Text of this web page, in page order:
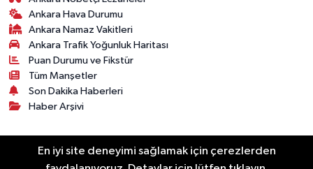
Ankara Hava Durumu
Ankara Namaz Vakitleri
Ankara Trafik Yoğunluk Haritası
Puan Durumu ve Fikstür
Tüm Manşetler
Son Dakika Haberleri
Haber Arşivi
Künye Ekonomi Gündem Yazarlar
Spor
En iyi site deneyimi sağlamak için çerezlerden